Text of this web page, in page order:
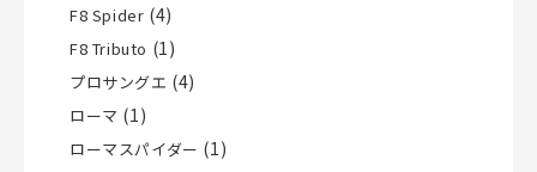
F8 Spider (4)
F8 Tributo (1)
プロサングエ (4)
ローマ (1)
ローマスパイダー (1)